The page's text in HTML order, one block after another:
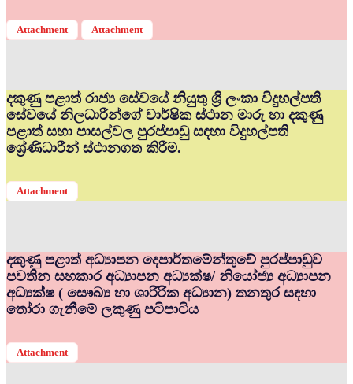
Attachment Attachment
දකුණු පළාත් රාජ්‍ය සේවයේ නියුතු ශ්‍රි ලංකා විදුහල්පති
සේවයේ නිලධාරීන්ගේ වාර්ෂික ස්ථාන මාරු හා දකුණු
පළාත් සභා පාසල්වල පුරප්පාඩු සඳහා විදුහල්පති
ශ්‍රේණිධාරීන් ස්ථානගත කිරීම.
Attachment
දකුණු පළාත් අධ්‍යාපන දෙපාර්තමේන්තුවේ පුරප්පාඩුව
පවතින සහකාර අධ්‍යාපන අධ්‍යක්ෂ/ නියෝජ්‍ය අධ්‍යාපන
අධ්‍යක්ෂ ( සෞඛ්‍ය හා ශාරීරික අධ්‍යාන) තනතුර සඳහා
තෝරා ගැනීමේ ලකුණු පටිපාටිය
Attachment